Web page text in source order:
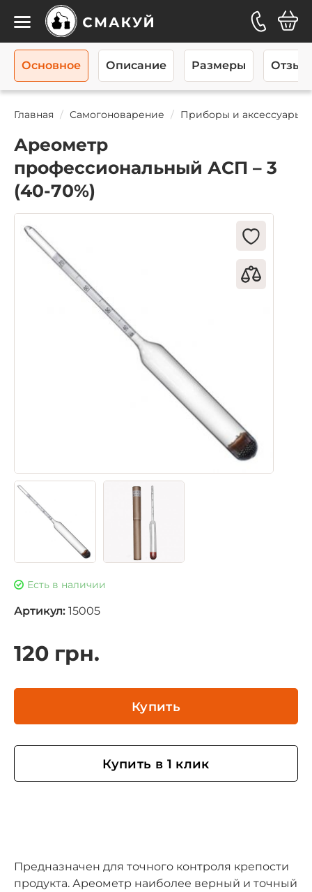
Каталог
Главная Самогоноварение Приборы и аксессуары
Ареометр
профессиональный АСП – 3
(40-70%)
Есть в наличии
Артикул: 15005
120 грн.
Купить
Купить в 1 клик
Основное Описание Размеры
Предназначен для точного контроля крепости
продукта. Ареометр наиболее верный и точный